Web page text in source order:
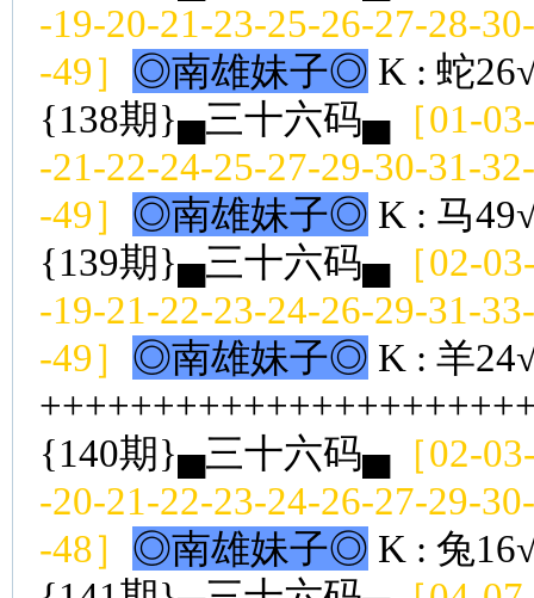
-19-20-21-23-25-26-27-28-
-49］ ◎南雄妹子◎ K : 蛇
{138期}▄三十六码▄［01-
-21-22-24-25-27-29-30-31-
-49］ ◎南雄妹子◎ K : 马
{139期}▄三十六码▄［02-
-19-21-22-23-24-26-29-31-
-49］ ◎南雄妹子◎ K : 羊
{140期}▄三十六码▄［02-
-20-21-22-23-24-26-27-29-
-48］ ◎南雄妹子◎ K : 兔